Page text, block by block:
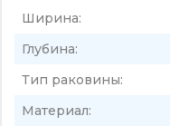
Ширина:
Глубина:
Тип раковины:
Материал: